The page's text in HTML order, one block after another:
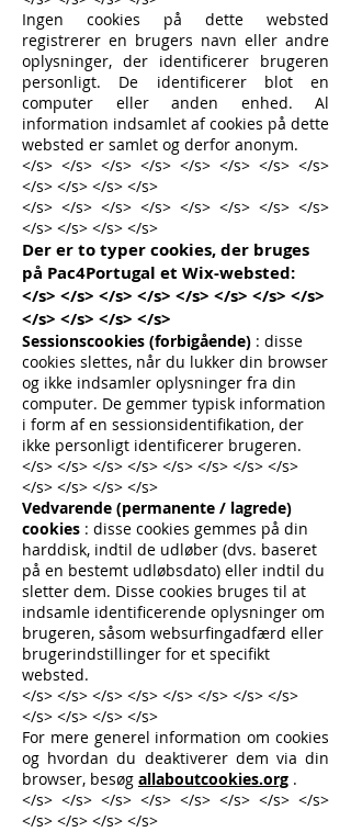
Ingen cookies på dette websted
registrerer en brugers navn eller andre
oplysninger, der identificerer brugeren
personligt. De identificerer blot en
computer eller anden enhed. Al
information indsamlet af cookies på dette
websted er samlet og derfor anonym.
</s> </s> </s> </s> </s> </s> </s> </s>
</s> </s> </s> </s>
</s> </s> </s> </s> </s> </s> </s> </s>
</s> </s> </s> </s>
Der er to typer cookies, der bruges
på Pac4Portugal et Wix-websted:
</s> </s> </s> </s> </s> </s> </s> </s>
</s> </s> </s> </s>
Sessionscookies (forbigående) : disse
cookies slettes, når du lukker din browser
og ikke indsamler oplysninger fra din
computer. De gemmer typisk information
i form af en sessionsidentifikation, der
ikke personligt identificerer brugeren.
</s> </s> </s> </s> </s> </s> </s> </s>
</s> </s> </s> </s>
Vedvarende (permanente / lagrede)
cookies : disse cookies gemmes på din
harddisk, indtil de udløber (dvs. baseret
på en bestemt udløbsdato) eller indtil du
sletter dem. Disse cookies bruges til at
indsamle identificerende oplysninger om
brugeren, såsom websurfingadfærd eller
brugerindstillinger for et specifikt
websted.
</s> </s> </s> </s> </s> </s> </s> </s>
</s> </s> </s> </s>
For mere generel information om cookies
og hvordan du deaktiverer dem via din
browser, besøg allaboutcookies.org .
</s> </s> </s> </s> </s> </s> </s> </s>
</s> </s> </s> </s>